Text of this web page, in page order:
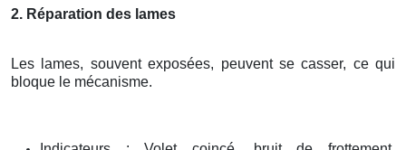
2. Réparation des lames
Les lames, souvent exposées, peuvent se casser, ce qui
bloque le mécanisme.